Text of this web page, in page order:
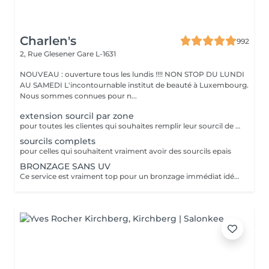
Charlen's
992
2, Rue Glesener Gare L-1631
NOUVEAU : ouverture tous les lundis !!!! NON STOP DU LUNDI
AU SAMEDI L'incontournable institut de beauté à Luxembourg.
Nous sommes connues pour n...
extension sourcil par zone
pour toutes les clientes qui souhaites remplir leur sourcil de facon temporaire et naturel cette prestation est faites pour vous
sourcils complets
pour celles qui souhaitent vraiment avoir des sourcils epais
BRONZAGE SANS UV
Ce service est vraiment top pour un bronzage immédiat idéal avant vos vacances ou avant une soirée ;) Nous vous conseillons de faire un gommage la veille du soin et de porter des vêtements amples noirs. Selon votre peau, cela tient environ 1 semaine à 10 Jours! AVANT Exfolier votre peau en profondeur, puis hydrater généreusement 24h avant d'appliquer votre autobronzant, en insistant bien sur les coudes, genoux, chevilles et les zones sensibles. Épiler ou raser dans les 48h avant application afin que les pores de la peau soient fermés. Des points noirs pourraient apparaître si votre peau n'est pas nette lors de l'application. Ne pas appliquer de crème hydratante, parfum, déodorant ou maquillage le jour même de l'application cela pourrait obstruer les pores de la peau et faire apparaître des points noirs. APRÈS Porter des vêtement amples de couleur foncée les vêtements près du corps ou sous-vêtements pourraient faire des marques, porter des chaussures larges. Hydrater quotidiennement votre peau les jours suivant l'application ou utiliser un autobronzant progressif pour entretenir votre bronzage et le faire durer plus longtemps. Après 5 jours, exfolier quotidiennement votre peau à l'aide d'un exfoliant doux afin d'aider votre peau à absorber plus facilement votre crème hydratante, et garder un joli bronzage. Cela permet aussi au bronzage de s'estomper progressivement et uniformément.